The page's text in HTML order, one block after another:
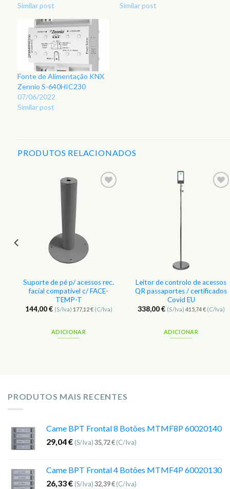
Similar post
Similar post
Fonte de Alimentação KNX
Zennio S-640HIC230
07/06/2022
Similar post
PRODUTOS RELACIONADOS
Suporte de pé p/ acessos rec.
facial compatível c/ FACE-
TEMP-T
144,00€ (S/Iva) 177,12€(C/Iva)
ADICIONAR
Leitor de controlo de acessos
QR passaportes / certificados
Covid EU
338,00€ (S/Iva) 415,74€(C/Iva)
ADICIONAR
PRODUTOS MAIS RECENTES
Came BPT Frontal 8 Botões MTMF8P 60020140
29,04€ (S/Iva)35,72€(C/Iva)
Came BPT Frontal 4 Botões MTMF4P 60020130
26,33€ (S/Iva)32,39€(C/Iva)